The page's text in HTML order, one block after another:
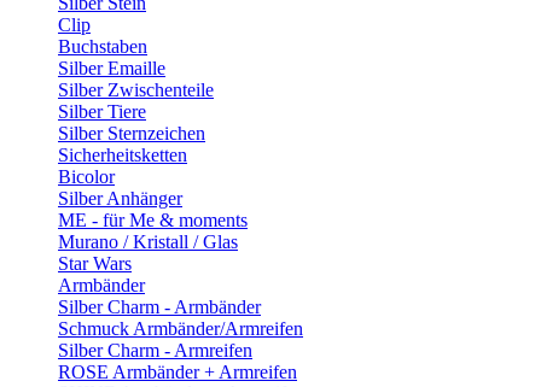
Clip
Buchstaben
Silber Emaille
Silber Zwischenteile
Silber Tiere
Silber Sternzeichen
Sicherheitsketten
Bicolor
Silber Anhänger
ME - für Me & moments
Murano / Kristall / Glas
Star Wars
Armbänder
Silber Charm - Armbänder
Schmuck Armbänder/Armreifen
Silber Charm - Armreifen
ROSE Armbänder + Armreifen